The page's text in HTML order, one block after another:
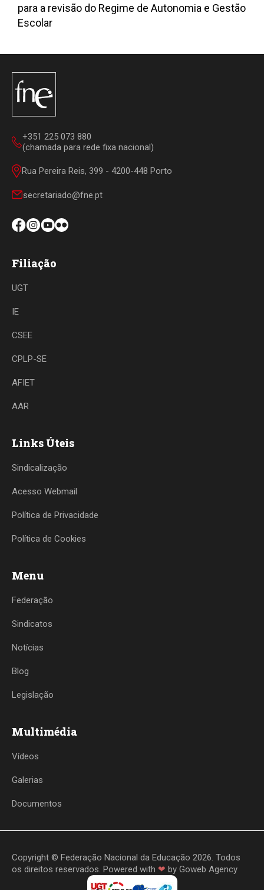
para a revisão do Regime de Autonomia e Gestão
Escolar
+351 225 073 880
(chamada para rede fixa nacional)
Rua Pereira Reis, 399 - 4200-448 Porto
secretariado@fne.pt
Filiação
UGT
IE
CSEE
CPLP-SE
AFIET
AAR
Links Úteis
Sindicalização
Acesso Webmail
Política de Privacidade
Política de Cookies
Menu
Federação
Sindicatos
Notícias
Blog
Legislação
Multimédia
Vídeos
Galerias
Documentos
Copyright © Federação Nacional da Educação 2026. Todos
os direitos reservados. Powered with ❤ by Goweb Agency